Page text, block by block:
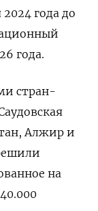
года до
года.
стран-
Алжир и
на